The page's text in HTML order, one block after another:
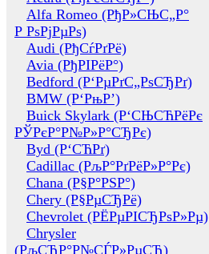
Alfa Romeo (РђР»СЊС„Р°
Р РѕРјРµРѕ)
Audi (РђСѓРґРё)
Avia (РђРІРёР°)
Bedford (Р‘РµРґС„РѕСЂРґ)
BMW (Р‘РњР’)
Buick Skylark (Р‘СЊСЋРёРє
РЎРєР°Р№Р»Р°СЂРє)
Byd (Р‘СЋРґ)
Cadillac (РљР°РґРёР»Р°Рє)
Chana (Р§Р°РЅР°)
Chery (Р§РµСЂРё)
Chevrolet (РЁРµРІСЂРѕР»Рµ)
Chrysler
(РљСЂР°Р№СЃР»РµСЂ)